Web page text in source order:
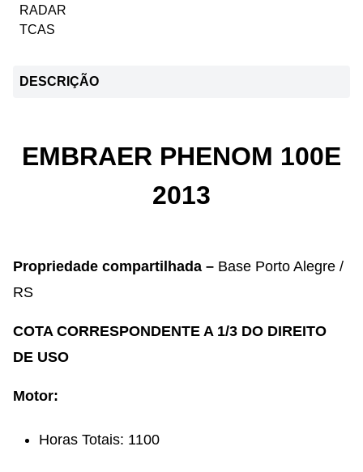
RADAR
TCAS
DESCRIÇÃO
EMBRAER PHENOM 100E
2013
Propriedade compartilhada – Base Porto Alegre /
RS
COTA CORRESPONDENTE A 1/3 DO DIREITO
DE USO
Motor:
Horas Totais: 1100